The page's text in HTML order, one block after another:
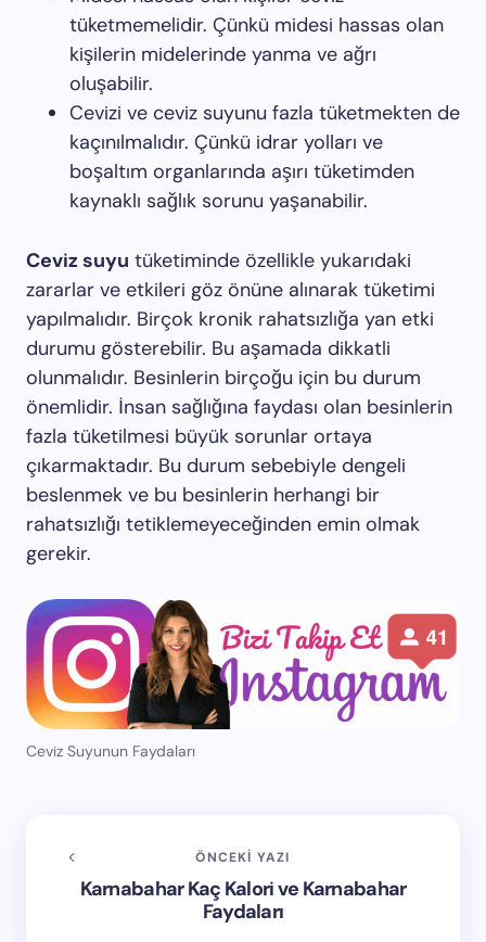
tüketmemelidir. Çünkü midesi hassas olan
kişilerin midelerinde yanma ve ağrı
oluşabilir.
Cevizi ve ceviz suyunu fazla tüketmekten de
kaçınılmalıdır. Çünkü idrar yolları ve
boşaltım organlarında aşırı tüketimden
kaynaklı sağlık sorunu yaşanabilir.
Ceviz suyu tüketiminde özellikle yukarıdaki
zararlar ve etkileri göz önüne alınarak tüketimi
yapılmalıdır. Birçok kronik rahatsızlığa yan etki
durumu gösterebilir. Bu aşamada dikkatli
olunmalıdır. Besinlerin birçoğu için bu durum
önemlidir. İnsan sağlığına faydası olan besinlerin
fazla tüketilmesi büyük sorunlar ortaya
çıkarmaktadır. Bu durum sebebiyle dengeli
beslenmek ve bu besinlerin herhangi bir
rahatsızlığı tetiklemeyeceğinden emin olmak
gerekir.
Ceviz Suyunun Faydaları
ÖNCEKI YAZI
Karnabahar Kaç Kalori ve Karnabahar
Faydaları